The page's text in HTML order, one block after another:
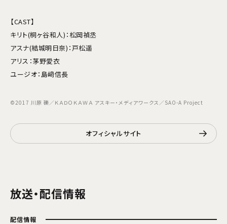
【CAST】
キリト(桐ヶ谷和人)：松岡禎丞
アスナ(結城明日奈)：戸松遥
アリス：茅野愛衣
ユージオ：島﨑信長
©2017 川原 礫／ＫＡＤＯＫＡＷＡ アスキー・メディアワークス／SAO-A Project
オフィシャルサイト
放送・配信情報
配信情報